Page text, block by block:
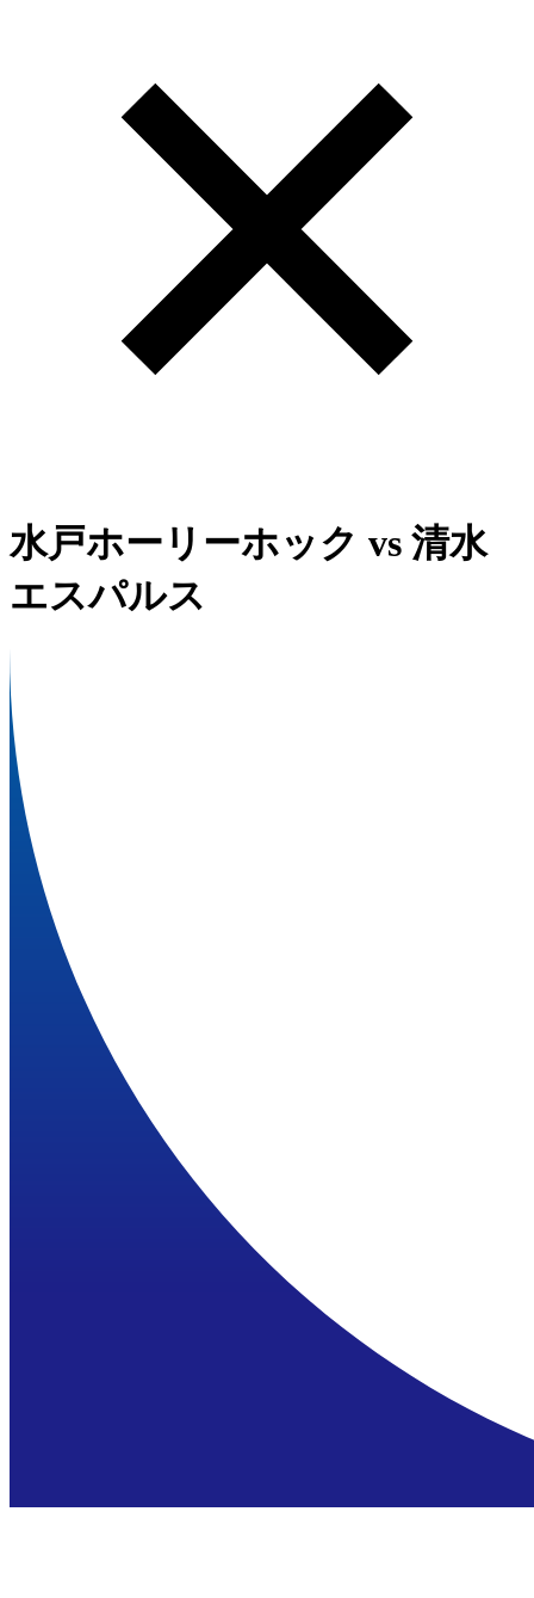
水戸ホーリーホック vs 清水
エスパルス